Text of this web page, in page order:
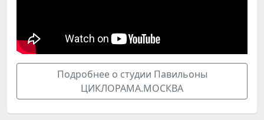
Подробнее о студии Павильоны
ЦИКЛОРАМА.МОСКВА